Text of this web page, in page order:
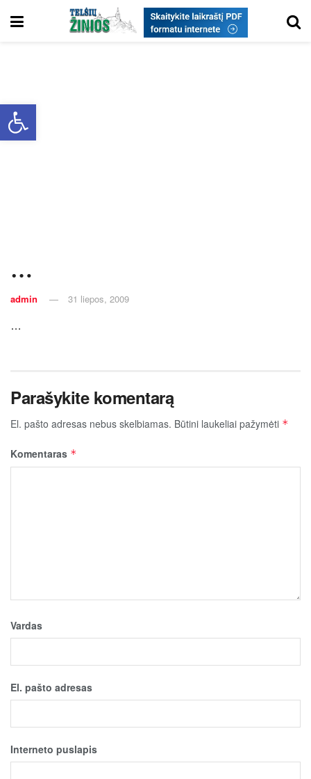
Open toolbar
…
admin 31 liepos, 2009
…
Parašykite komentarą
El. pašto adresas nebus skelbiamas. Būtini laukeliai pažymėti *
Komentaras *
Vardas
El. pašto adresas
Interneto puslapis